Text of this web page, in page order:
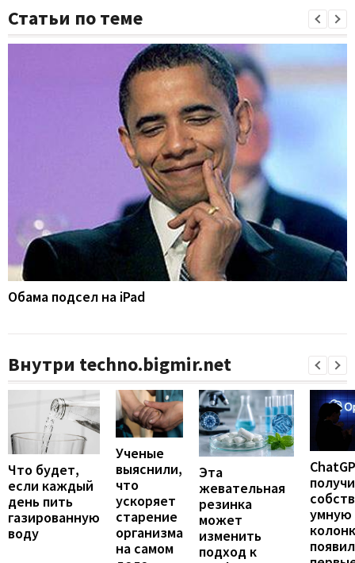
Статьи по теме
Обама подсел на iPad
Внутри techno.bigmir.net
Что будет,
если каждый
день пить
газированную
воду
Ученые
выяснили,
что
ускоряет
старение
организма
на самом
Эта
жевательная
резинка
может
изменить
подход к
умную